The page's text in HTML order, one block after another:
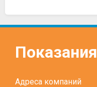
Показания
Адреса компаний